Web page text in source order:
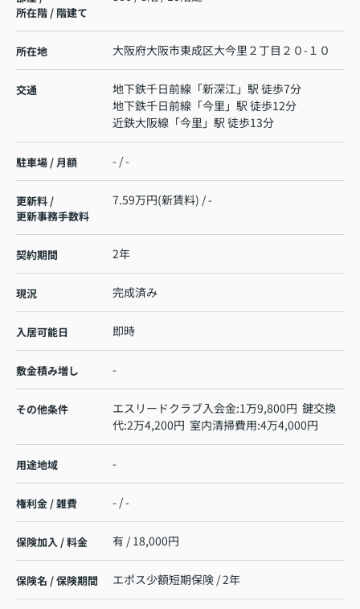
所在階 / 階建て
所在地 大阪府大阪市東成区大今里 ２丁目２０-１０
交通 地下鉄千日前線 「新深江」駅 徒歩7分
地下鉄千日前線 「今里 」駅 徒歩12分
近鉄大阪線 「今里 」駅 徒歩13分
駐車場 / 月額 - / -
更新料 /
更新事務手数料
7.59万円(新賃料) / -
契約期間 2年
現況 完成済み
入居可能日 即時
敷金積み増し -
その他条件
エスリードクラブ入会金:1万9,800円 鍵交換
代:2万4,200円 室内清掃費用:4万4,000円
用途地域 -
権利金 / 雑費 - / -
保険加入 / 料金 有 / 18,000円
保険名 / 保険期間 エポス少額短期保険 / 2年